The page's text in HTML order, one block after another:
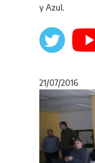
y Azul.
21/07/2016